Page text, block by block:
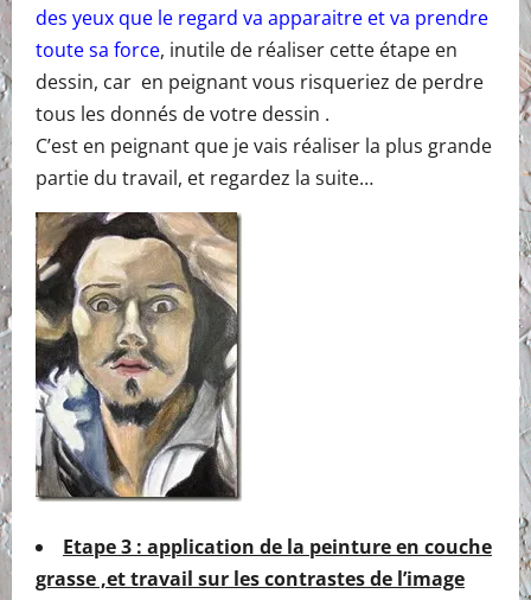
des yeux que le regard va apparaitre et va prendre
toute sa force, inutile de réaliser cette étape en
dessin, car en peignant vous risqueriez de perdre
tous les donnés de votre dessin .
C’est en peignant que je vais réaliser la plus grande
partie du travail, et regardez la suite…
Etape 3 : application de la peinture en couche
grasse ,et travail sur les contrastes de l’image